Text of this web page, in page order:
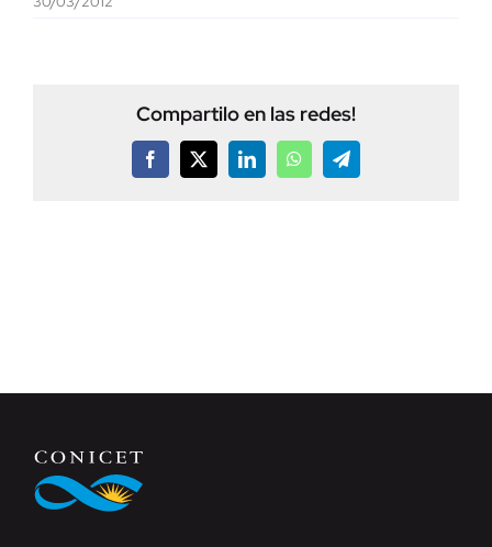
Compartilo en las redes!
Facebook
X LinkedInWhatsAppTelegram